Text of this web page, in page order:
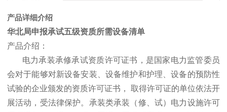
产品详细介绍
华北局申报承试五级资质所需设备清单
产品介绍：
电力承装承修承试资质许可证书，是国家电力监管委员
会对于能够对新设备安装、设备维护和护理、设备的预防性
试验的企业颁发的资质许可证书， 取得许可证的单位依法开
展活动，受法律保护。承装类承装（修、试）电力设施许可